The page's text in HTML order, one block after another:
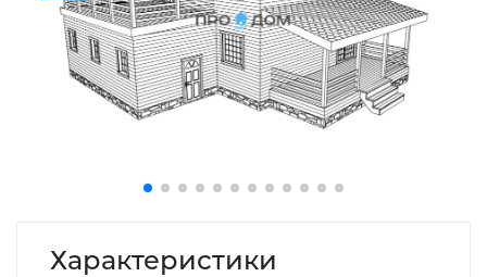
Характеристики